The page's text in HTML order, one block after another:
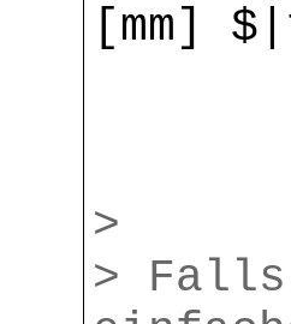
[mm]
>
>